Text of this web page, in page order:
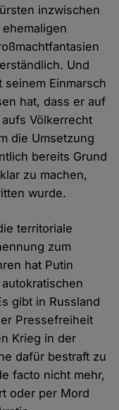
inzwischen
Und
Einmarsch
hat, dass er auf
Völkerrecht
die Umsetzung
bereits Grund
zu machen,
wurde.
territoriale
zum
hat Putin
gibt in Russland
Pressefreiheit
Krieg in der
dafür bestraft zu
facto nicht mehr,
oder per Mord